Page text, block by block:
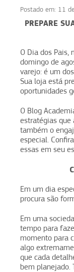
Postado em: 11
PREPARE
O Dia dos Pais,
domingo de
varejo: é um
Sua loja está
oportunidades
O Blog
estratégias que
também o
especial.
essas em seu
Em um dia
procura são
Em uma
tempo para
momento para
algo
que cada
bem planejado.